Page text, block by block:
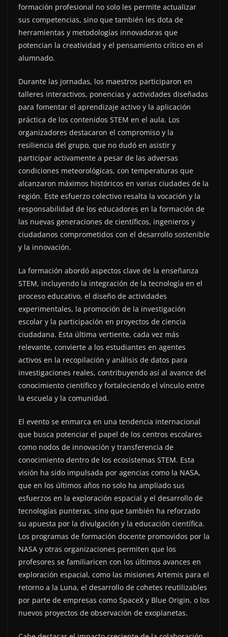
formación profesional no solo les permite actualizar
sus competencias, sino que también les dota de
herramientas y metodologías innovadoras que
potencian la creatividad y el pensamiento crítico en el
alumnado.
Durante las jornadas, los maestros participaron en
talleres interactivos, ponencias y actividades diseñadas
para fomentar el aprendizaje activo y la aplicación
práctica de los contenidos STEM en el aula. Los
organizadores destacaron el compromiso y la
resiliencia del grupo, que no dudó en asistir y
participar activamente a pesar de las adversas
condiciones meteorológicas, con temperaturas que
alcanzaron máximos históricos en varias ciudades de la
región. Este esfuerzo colectivo resalta la vocación y la
responsabilidad de los educadores en la formación de
las nuevas generaciones de científicos, ingenieros y
ciudadanos comprometidos con el desarrollo sostenible
y la innovación.
La formación abordó aspectos clave de la enseñanza
STEM, incluyendo la integración de la tecnología en el
proceso educativo, el diseño de actividades
experimentales, la promoción de la investigación
escolar y la participación en proyectos de ciencia
ciudadana. Esta última vertiente, cada vez más
relevante, convierte a los estudiantes en agentes
activos en la recopilación y análisis de datos para
investigaciones reales, contribuyendo así al avance del
conocimiento científico y fortaleciendo el vínculo entre
la escuela y la comunidad.
El evento se enmarca en una tendencia internacional
que busca potenciar el papel de los centros escolares
como nodos de innovación y transferencia de
conocimiento dentro de los ecosistemas STEM. Esta
visión ha sido impulsada por agencias como la NASA,
que en los últimos años no solo ha ampliado sus
esfuerzos en la exploración espacial y el desarrollo de
tecnologías punteras, sino que también ha reforzado
su apuesta por la divulgación y la educación científica.
Los programas de formación docente promovidos por la
NASA y otras organizaciones permiten que los
profesores se familiaricen con los últimos avances en
exploración espacial, como las misiones Artemis para el
retorno a la Luna, el desarrollo de cohetes reutilizables
por parte de empresas como SpaceX y Blue Origin, o los
nuevos proyectos de observación de exoplanetas.